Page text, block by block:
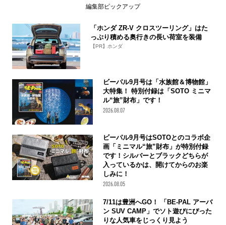
編集部ピックアップ
「ホンダ ZR-V クロスツーリング」はた
っぷり積める奥行きの長い荷室を装備
【PR】ホンダ
ビーパル9月号は「水族館＆博物館」
大特集！ 特別付録は「SOTO ミニマ
ル“旅”財布」です！
2026.08.07
ビーパル9月号はSOTOとのコラボ企
画「ミニマル“旅”財布」が特別付録
です！シルバーとブラックどちらが
入っているかは、開けてからのお楽
しみに！
2026.08.05
7/11は豊洲へGO！ 「BE-PAL アーバ
ン SUV CAMP」でソト遊びにぴった
りな人気車をじっくり見よう